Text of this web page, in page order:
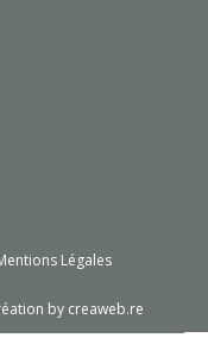
Légales
by creaweb.re